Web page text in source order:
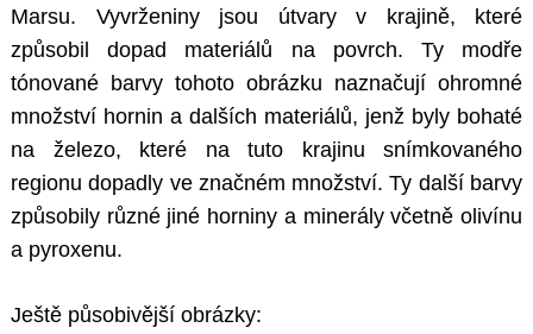
Marsu. Vyvrženiny jsou útvary v krajině, které
způsobil dopad materiálů na povrch. Ty modře
tónované barvy tohoto obrázku naznačují ohromné
množství hornin a dalších materiálů, jenž byly bohaté
na železo, které na tuto krajinu snímkovaného
regionu dopadly ve značném množství. Ty další barvy
způsobily různé jiné horniny a minerály včetně olivínu
a pyroxenu.
Ještě působivější obrázky: